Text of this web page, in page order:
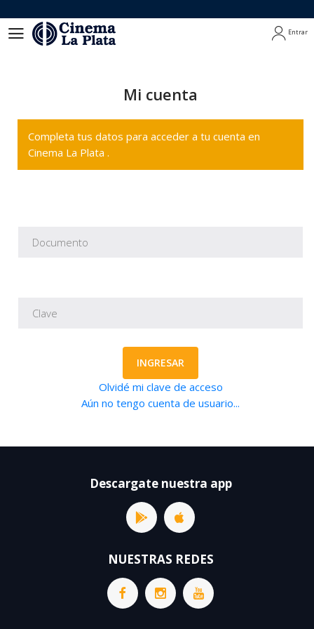
Entrar
Mi cuenta
Completa tus datos para acceder a tu cuenta en
Cinema La Plata .
INGRESAR
Olvidé mi clave de acceso
Aún no tengo cuenta de usuario...
Descargate nuestra app
NUESTRAS REDES